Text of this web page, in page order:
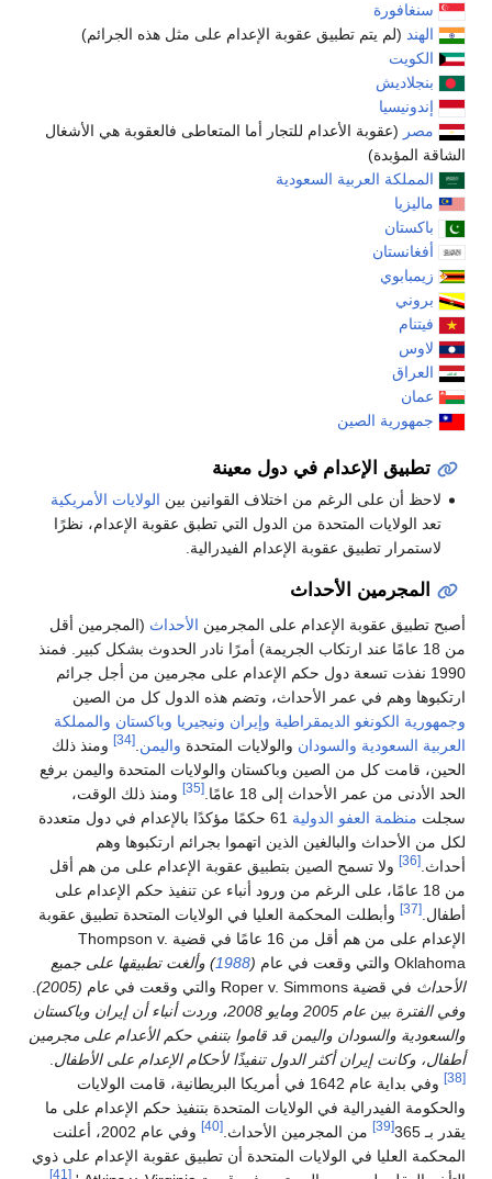
سنغافورة
الهند (لم يتم تطبيق عقوبة الإعدام على مثل هذه الجرائم)
الكويت
بنجلاديش
إندونيسيا
مصر (عقوبة الأعدام للتجار أما المتعاطى فالعقوبة هي الأشغال
الشاقة المؤبدة)
المملكة العربية السعودية
ماليزيا
باكستان
أفغانستان
زيمبابوي
بروني
فيتنام
لاوس
العراق
عمان
جمهورية الصين
تطبيق الإعدام في دول معينة
لاحظ أن على الرغم من اختلاف القوانين بين الولايات الأمريكية
تعد الولايات المتحدة من الدول التي تطبق عقوبة الإعدام، نظرًا
لاستمرار تطبيق عقوبة الإعدام الفيدرالية.
المجرمين الأحداث
أصبح تطبيق عقوبة الإعدام على المجرمين الأحداث (المجرمين أقل
من 18 عامًا عند ارتكاب الجريمة) أمرًا نادر الحدوث بشكل كبير. فمنذ
1990 نفذت تسعة دول حكم الإعدام على مجرمين من أجل جرائم
ارتكبوها وهم في عمر الأحداث، وتضم هذه الدول كل من الصين
وجمهورية الكونغو الديمقراطية وإيران ونيجيريا وباكستان والمملكة
العربية السعودية والسودان والولايات المتحدة واليمن.
[34]
ومنذ ذلك
الحين، قامت كل من الصين وباكستان والولايات المتحدة واليمن برفع
الحد الأدنى من عمر الأحداث إلى 18 عامًا.
[35]
ومنذ ذلك الوقت،
سجلت منظمة العفو الدولية
61 حكمًا مؤكدًا بالإعدام في دول متعددة
لكل من الأحداث والبالغين الذين اتهموا بجرائم ارتكبوها وهم
أحداث.[36]
ولا تسمح الصين بتطبيق عقوبة الإعدام على من هم أقل
من 18 عامًا، على الرغم من ورود أنباء عن تنفيذ حكم الإعدام على
أطفال.[37]
وأبطلت المحكمة العليا في الولايات المتحدة تطبيق عقوبة
الإعدام على من هم أقل من 16 عامًا في قضية Thompson v.
Oklahoma والتي وقعت في عام
(
1988) وألغت تطبيقها على جميع
الأحداث في قضية Roper v. Simmons والتي وقعت في عام (2005)
.
وفي الفترة بين عام 2005 ومايو 2008، وردت أنباء أن إيران وباكستان
والسعودية والسودان واليمن قد قاموا بتنفي حكم الأعدام على مجرمين
أطفال، وكانت إيران أكثر الدول تنفيذًا لأحكام الإعدام على الأطفال.
[38]
وفي بداية عام 1642 في أمريكا البريطانية، قامت الولايات
والحكومة الفيدرالية في الولايات المتحدة بتنفيذ حكم الإعدام على ما
يقدر بـ 365
[39] من المجرمين الأحداث.[40]
وفي عام 2002، أعلنت
المحكمة العليا في الولايات المتحدة أن تطبيق عقوبة الإعدام على ذوي
[41]